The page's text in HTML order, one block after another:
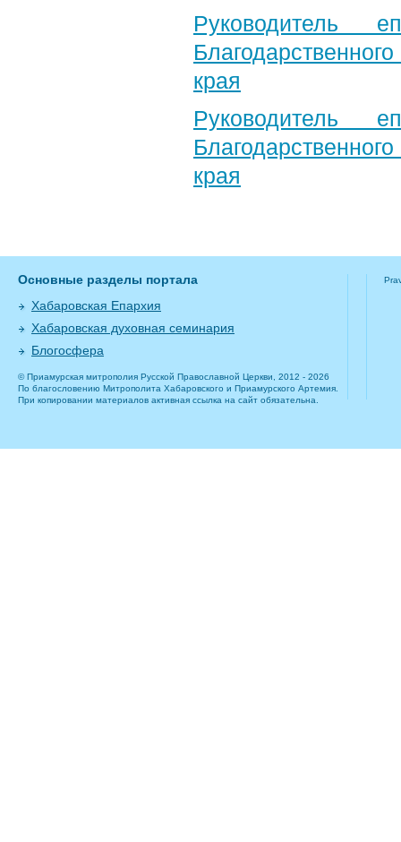
Руководитель
края
Руководитель
края
Основные разделы портала
Хабаровская Епархия
Хабаровская духовная семинария
Блогосфера
© Приамурская митрополия Русской Православной Церкви, 2012 - 2026
По благословению Митрополита Хабаровского и Приамурского Артемия.
При копировании материалов активная ссылка на сайт обязательна.